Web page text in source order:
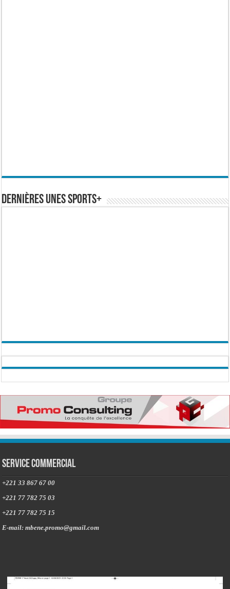
Dernières Unes Sports+
Service commercial
+221 33 867 67 00
+221 77 782 75 03
+221 77 782 75 15
E-mail: mbene.promo@gmail.com